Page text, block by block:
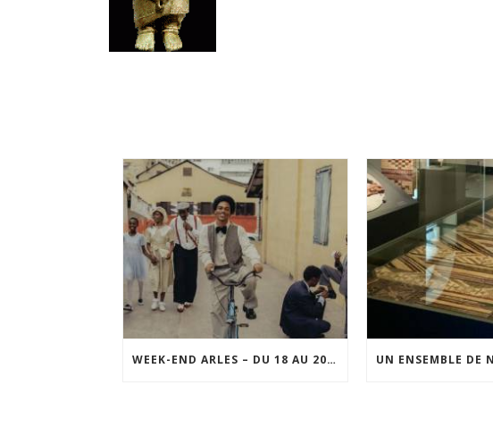
WEEK-END ARLES – DU 18 AU 20 SEPTEMBRE 2026